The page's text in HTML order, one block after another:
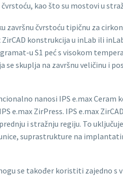
kao što su mostovi u
završnu čvrstoću tipičnu za
konstrukcija u inLab ili
u S1 peć s visokom
skuplja na završnu veličinu i
nanosi IPS e.max Ceram
e.max ZirPress. IPS e.max
i stražnju regiju. To
suprastrukture na
se također koristiti zajedno s